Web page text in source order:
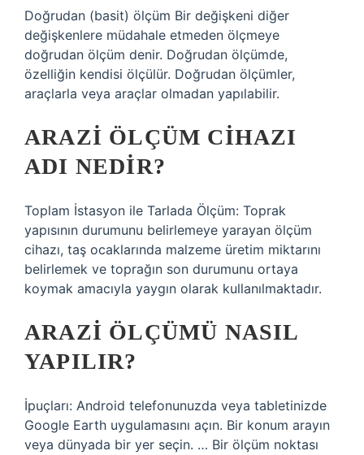
Doğrudan (basit) ölçüm Bir değişkeni diğer
değişkenlere müdahale etmeden ölçmeye
doğrudan ölçüm denir. Doğrudan ölçümde,
özelliğin kendisi ölçülür. Doğrudan ölçümler,
araçlarla veya araçlar olmadan yapılabilir.
ARAZI ÖLÇÜM CIHAZI
ADI NEDIR?
Toplam İstasyon ile Tarlada Ölçüm: Toprak
yapısının durumunu belirlemeye yarayan ölçüm
cihazı, taş ocaklarında malzeme üretim miktarını
belirlemek ve toprağın son durumunu ortaya
koymak amacıyla yaygın olarak kullanılmaktadır.
ARAZI ÖLÇÜMÜ NASIL
YAPILIR?
İpuçları: Android telefonunuzda veya tabletinizde
Google Earth uygulamasını açın. Bir konum arayın
veya dünyada bir yer seçin. … Bir ölçüm noktası